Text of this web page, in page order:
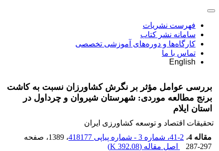
فهرست نشریات
سامانه نشر کتاب
کارگاه‌ها و دوره‌های آموزشی تخصصی
تماس با ما
English
بررسی عوامل مؤثر بر نگرش کشاورزان نسبت به کاشت
برنج مطالعه موردی: شهرستان شیروان و چرداول در
استان ایلام
تحقیقات اقتصاد و توسعه کشاورزی ایران
مقاله 4
، 2-41، شماره 3 - شماره پیاپی 418177 ، 1389
، صفحه
287-297
اصل مقاله (392.08 K
)